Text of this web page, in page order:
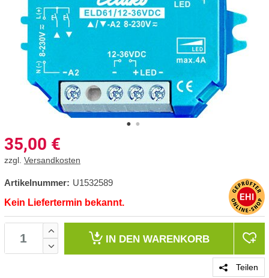
35,00 €
zzgl. Versandkosten
Artikelnummer: U1532589
Kein Liefertermin bekannt.
IN DEN WARENKORB
Teilen